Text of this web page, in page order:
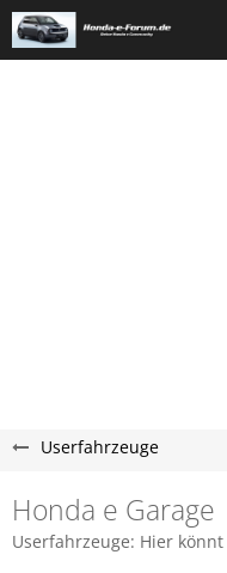
Userfahrzeuge
Honda e Garage
Userfahrzeuge: Hier